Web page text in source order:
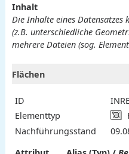
Inhalt
Die Inhalte eines Datensatzes
(z.B. unterschiedliche
mehrere Dateien (sog.
Flächen
ID
Elementtyp
Nachführungsstand